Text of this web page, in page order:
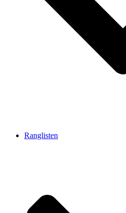
Ranglisten